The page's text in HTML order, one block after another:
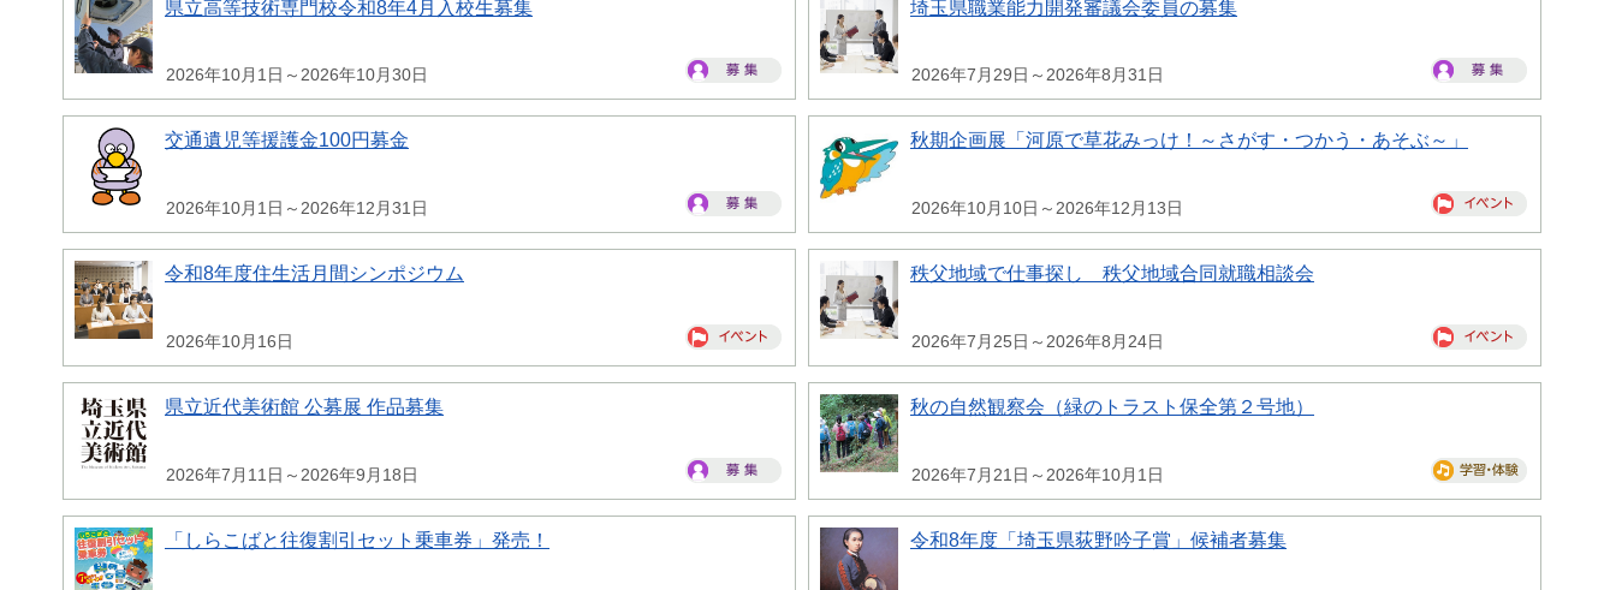
県立高等技術専門校令和8年4月入校生募集
2026年10月1日～2026年10月30日
埼玉県職業能力開発審議会委員の募集
2026年7月29日～2026年8月31日
交通遺児等援護金100円募金
2026年10月1日～2026年12月31日
秋期企画展「河原で草花みっけ！～さがす・つかう・あそぶ～」
2026年10月10日～2026年12月13日
令和8年度住生活月間シンポジウム
2026年10月16日
秩父地域で仕事探し 秩父地域合同就職相談会
2026年7月25日～2026年8月24日
県立近代美術館 公募展 作品募集
2026年7月11日～2026年9月18日
秋の自然観察会（緑のトラスト保全第２号地）
2026年7月21日～2026年10月1日
「しらこばと往復割引セット乗車券」発売！ 令和8年度「埼玉県荻野吟子賞」候補者募集